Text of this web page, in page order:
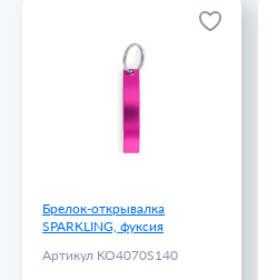
Брелок-открывалка
SPARKLING, фуксия
Артикул KO4070S140
Брелок-открывалка
SPARKLING, фуксия
Артикул KO4070S140